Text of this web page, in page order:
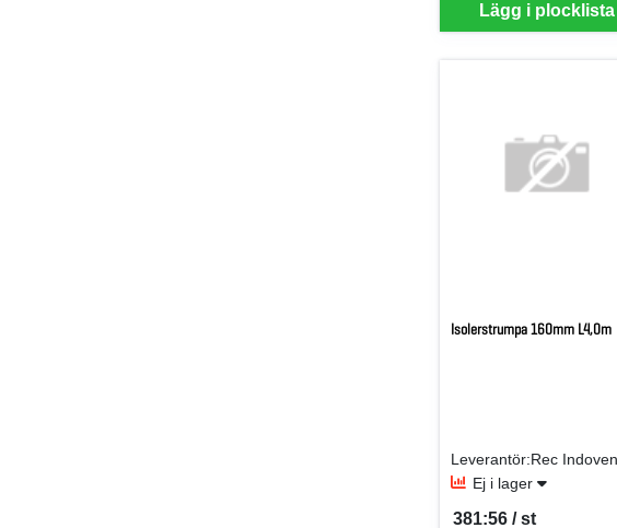
Lägg i plocklista
Isolerstrumpa 160mm L4,0m
Ej i lager
381:56 / st